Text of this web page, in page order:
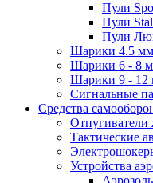
Пули
Пули
Пули
Шарики 4.5 мм
Шарики 6 - 8
Шарики 9 - 12
Сигнальные
Средства
Тактические
Устройства